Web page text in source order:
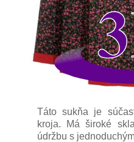
Táto sukňa je
kroja. Má široké
údržbu s